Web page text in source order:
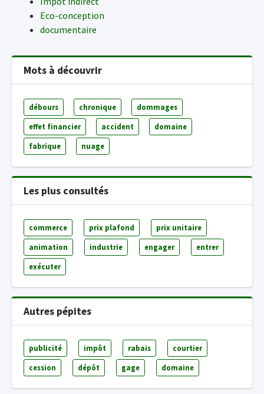
Eco-conception
documentaire
Mots à découvrir
débours chronique dommages
effet financier accident domaine
fabrique nuage
Les plus consultés
commerce prix plafond prix unitaire
animation industrie engager entrer
exécuter
Autres pépites
publicité impôt rabais courtier
cession dépôt gage domaine